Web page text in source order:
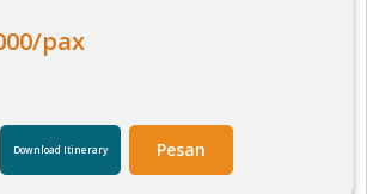
/pax
Download Itinerary Pesan